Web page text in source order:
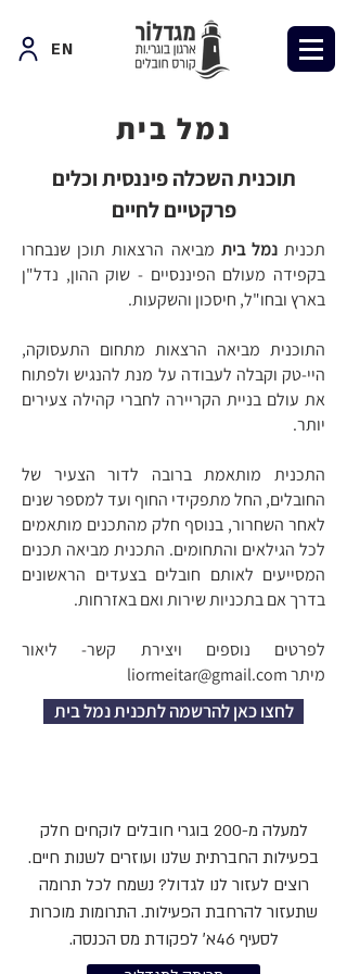
EN
נמל בית
תוכנית השכלה פיננסית וכלים
פרקטיים לחיים
תכניתנמל בית מביאה הרצאות תוכן שנבחרו
בקפידה מעולם הפיננסיים - שוק ההון, נדל"ן
בארץ ובחו"ל, חיסכון והשקעות.
התוכנית מביאה הרצאות מתחום התעסוקה,
היי-טק וקבלה לעבודה על מנת להנגיש ולפתוח
את עולם בניית הקריירה לחברי קהילה צעירים
יותר.
התכנית מותאמת ברובה לדור הצעיר של
החובלים, החל מתפקידי החוף ועד למספר שנים
לאחר השחרור, בנוסף חלק מהתכנים מותאמים
לכל הגילאים והתחומים. התכנית מביאה תכנים
המסייעים לאותם חובלים בצעדים הראשונים
בדרך אם בתכניות שירות ואם באזרחות.
לפרטים נוספים ויצירת קשר- ליאור
מיתרliormeitar@gmail.com
לחצו כאן להרשמה לתכנית נמל בית
למעלה מ-200 בוגרי חובלים לוקחים חלק
בפעילות החברתית שלנו ועוזרים לשנות חיים.
רוצים לעזור לנו לגדול? נשמח לכל תרומה
שתעזור להרחבת הפעילות. התרומות מוכרות
לסעיף 46א׳ לפקודת מס הכנסה.